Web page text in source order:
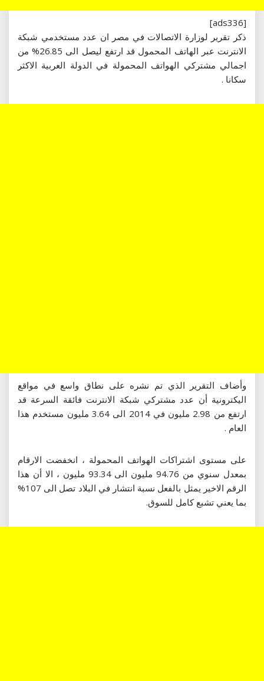
[ads336]
ذكر تقرير لوزارة الاتصالات في مصر ان عدد مستخدمي شبكة
الانترنت عبر الهاتف المحمول قد ارتفع ليصل الى 26.85% من
اجمالي مشتركي الهواتف المحمولة في الدولة العربية الاكثر
سكانا .
وأضاف التقرير الذي تم نشره على نطاق واسع في مواقع
اليكترونية أن عدد مشتركي شبكة الانترنت فائقة السرعة قد
ارتفع من 2.98 مليون في 2014 الى 3.64 مليون مستخدم هذا
العام .
على مستوى اشتراكات الهواتف المحمولة ، انخفضت الارقام
بمعدل سنوي من 94.76 مليون الى 93.34 مليون ، الا أن هذا
الرقم الاخير يمثل بالفعل نسبة انتشار في البلاد تصل الى 107%
بما يعني تشبع كامل للسوق.